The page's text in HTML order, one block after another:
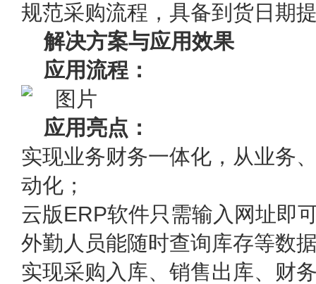
规范采购流程，具备到货日期
解决方案与应用效果
应用流程：
应用亮点：
实现业务财务一体化，从业务
动化；
云版ERP软件只需输入网址即
外勤人员能随时查询库存等数
实现采购入库、销售出库、财